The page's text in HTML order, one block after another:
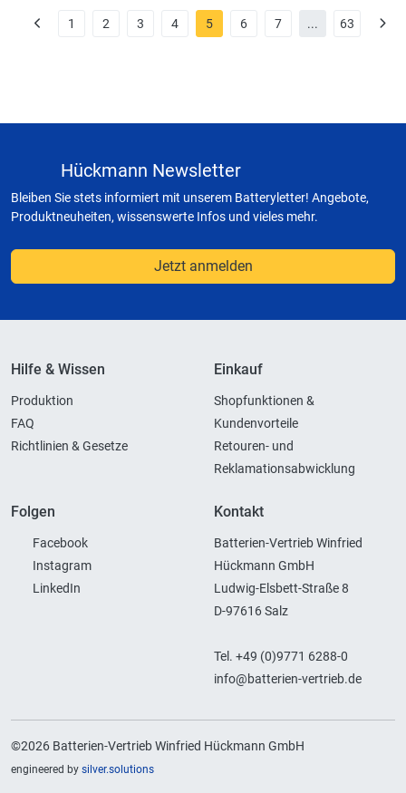
1 2 3 4 5 6 7 ... 63
Hückmann Newsletter
Bleiben Sie stets informiert mit unserem Batteryletter! Angebote,
Produktneuheiten, wissenswerte Infos und vieles mehr.
Jetzt anmelden
Hilfe & Wissen
Produktion
FAQ
Richtlinien & Gesetze
Einkauf
Shopfunktionen &
Kundenvorteile
Retouren- und
Reklamationsabwicklung
Folgen
Facebook
Instagram
LinkedIn
Kontakt
Batterien-Vertrieb Winfried
Hückmann GmbH
Ludwig-Elsbett-Straße 8
D-97616 Salz
Tel. +49 (0)9771 6288-0
info@batterien-vertrieb.de
©2026 Batterien-Vertrieb Winfried Hückmann GmbH
engineered by silver.solutions